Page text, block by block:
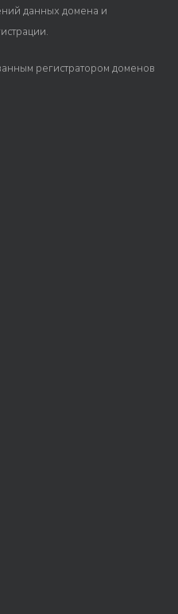
данных домена и
регистратором доменов